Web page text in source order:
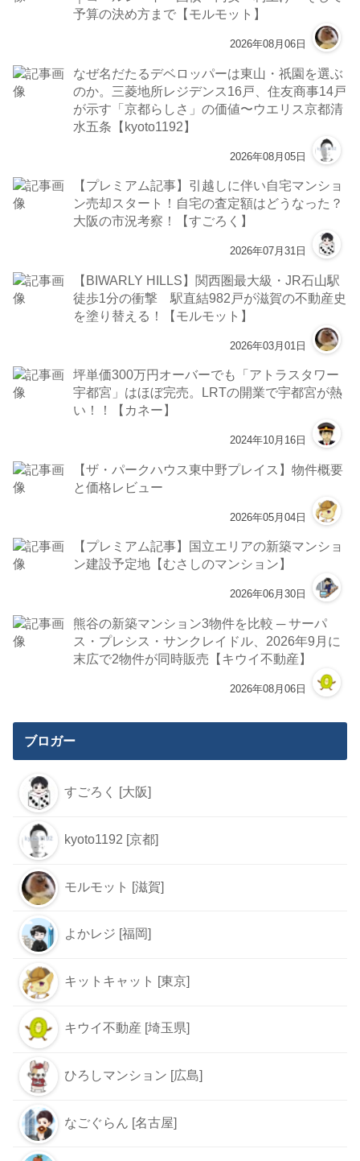
予算の決め方まで【モルモット】
2026年08月06日
なぜ名だたるデベロッパーは東山・祇園を選ぶ
のか。三菱地所レジデンス16戸、住友商事14戸
が示す「京都らしさ」の価値〜ウエリス京都清
水五条【kyoto1192】
2026年08月05日
【プレミアム記事】引越しに伴い自宅マンショ
ン売却スタート！自宅の査定額はどうなった？
大阪の市況考察！【すごろく】
2026年07月31日
【BIWARLY HILLS】関西圏最大級・JR石山駅
徒歩1分の衝撃 駅直結982戸が滋賀の不動産史
を塗り替える！【モルモット】
2026年03月01日
坪単価300万円オーバーでも「アトラスタワー
宇都宮」はほぼ完売。LRTの開業で宇都宮が熱
い！！【カネー】
2024年10月16日
【ザ・パークハウス東中野プレイス】物件概要
と価格レビュー
2026年05月04日
【プレミアム記事】国立エリアの新築マンショ
ン建設予定地【むさしのマンション】
2026年06月30日
熊谷の新築マンション3物件を比較 ─ サーパ
ス・プレシス・サンクレイドル、2026年9月に
末広で2物件が同時販売【キウイ不動産】
2026年08月06日
ブロガー
すごろく [大阪]
kyoto1192 [京都]
モルモット [滋賀]
よかレジ [福岡]
キットキャット [東京]
キウイ不動産 [埼玉県]
ひろしマンション [広島]
なごぐらん [名古屋]